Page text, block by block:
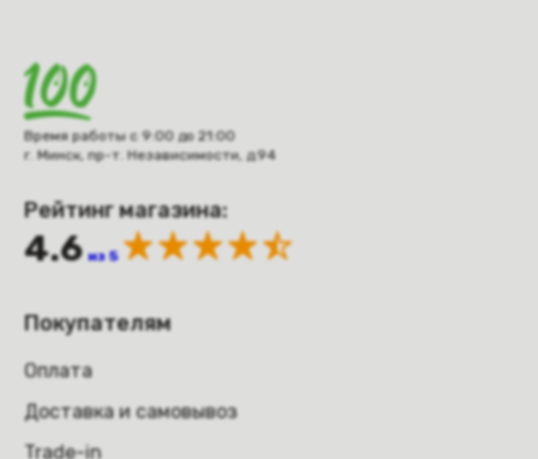
Время работы с 9:00 до 21:00
г. Минск, пр-т. Независимости, д.94
Рейтинг магазина:
4.6 из 5
Покупателям
Оплата
Доставка и самовывоз
Trade-in